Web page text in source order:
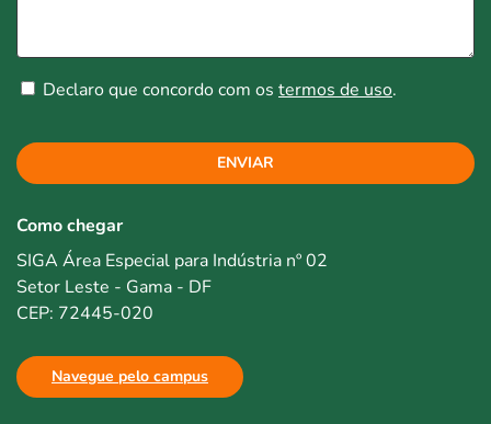
Declaro que concordo com os termos de uso.
ENVIAR
Como chegar
SIGA Área Especial para Indústria nº 02
Setor Leste - Gama - DF
CEP: 72445-020
Navegue pelo campus